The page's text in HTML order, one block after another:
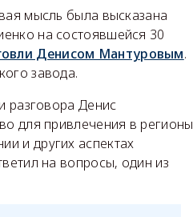
мысль была высказана
на состоявшейся 30
Денисом Мантуровым.
завода.
разговора Денис
для привлечения в регионы
и других аспектах
на вопросы, один из